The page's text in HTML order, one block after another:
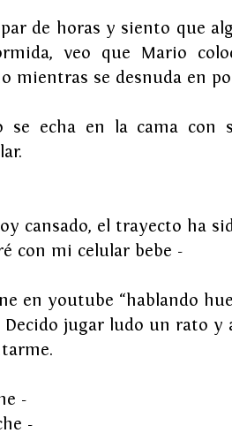
de horas y siento que
veo que Mario
mientras se desnuda en
se echa en la cama con
cansado, el trayecto ha
con mi celular bebe -
en youtube “hablando
jugar ludo un rato y
-
-